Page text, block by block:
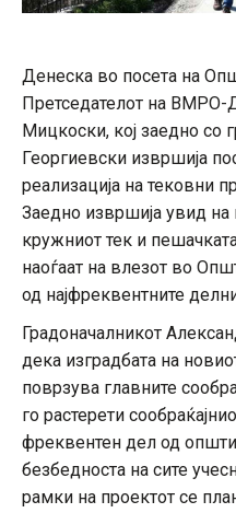
Денеска во посета на
Претседателот на
Мицкоски, кој заедно со
Георгиевски извршија
реализација на тековни
Заедно извршија увид на
кружниот тек и
наоѓаат на влезот во
од најфреквентните
Градоначалникот
дека изградбата на
поврзува главните
го растерети
фреквентен дел од
безбедноста на сите
рамки на проектот се